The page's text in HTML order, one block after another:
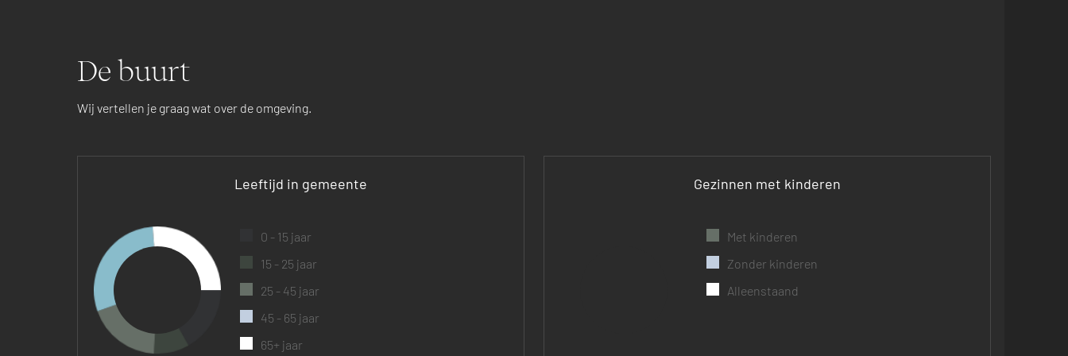
De buurt
Wij vertellen je graag wat over de omgeving.
Leeftijd in gemeente
0 - 15 jaar
15 - 25 jaar
25 - 45 jaar
45 - 65 jaar
65+ jaar
Gezinnen met kinderen
Met kinderen
Zonder kinderen
Alleenstaand